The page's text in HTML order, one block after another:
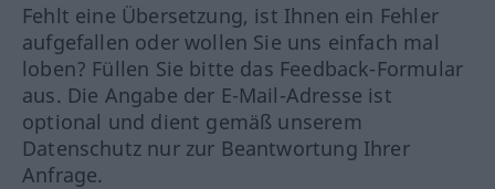
Fehlt eine Übersetzung, ist Ihnen ein Fehler
aufgefallen oder wollen Sie uns einfach mal
loben? Füllen Sie bitte das Feedback-Formular
aus. Die Angabe der E-Mail-Adresse ist
optional und dient gemäß unserem
Datenschutz nur zur Beantwortung Ihrer
Anfrage.